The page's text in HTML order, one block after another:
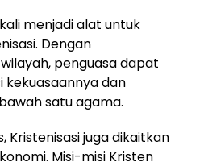
menjadi alat untuk
Dengan
penguasa dapat
dan
satu agama.
Kristenisasi juga dikaitkan
Misi-misi Kristen